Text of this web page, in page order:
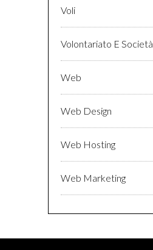
Voli
Volontariato E Società
Web
Web Design
Web Hosting
Web Marketing